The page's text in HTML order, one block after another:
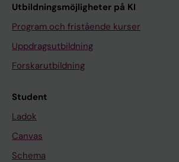
Utbildningsmöjligheter på KI
Program och fristående kurser
Uppdragsutbildning
Forskarutbildning
Student
Ladok
Canvas
Schema